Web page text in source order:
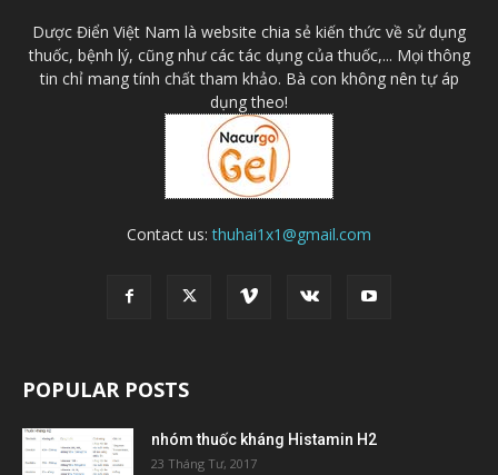
Dược Điển Việt Nam là website chia sẻ kiến thức về sử dụng
thuốc, bệnh lý, cũng như các tác dụng của thuốc,... Mọi thông
tin chỉ mang tính chất tham khảo. Bà con không nên tự áp
dụng theo!
Contact us:thuhai1x1@gmail.com
POPULAR POSTS
nhóm thuốc kháng Histamin H2
23 Tháng Tư, 2017